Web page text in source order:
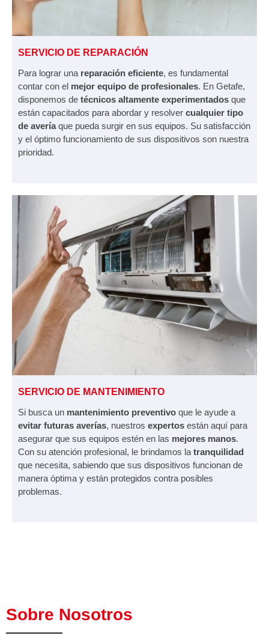
SERVICIO DE REPARACIÓN
Para lograr una reparación eficiente, es fundamental
contar con el mejor equipo de profesionales. En Getafe,
disponemos de técnicos altamente experimentados que
están capacitados para abordar y resolver cualquier tipo
de averíaque pueda surgir en sus equipos. Su satisfacción
y el óptimo funcionamiento de sus dispositivos son nuestra
prioridad.
SERVICIO DE MANTENIMIENTO
Si busca un mantenimiento preventivo que le ayude a
evitar futuras averías, nuestros expertos están aquí para
asegurar que sus equipos estén en las mejores manos.
Con su atención profesional, le brindamos la tranquilidad
que necesita, sabiendo que sus dispositivos funcionan de
manera óptima y están protegidos contra posibles
problemas.
Sobre Nosotros